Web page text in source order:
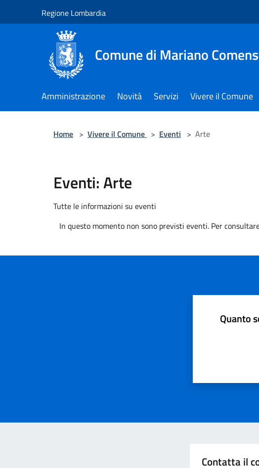
Regione Lombardia
Comune di Mariano
Amministrazione Novità Servizi Vivere il Comune
Home > Vivere il Comune > Eventi > Arte
Eventi: Arte
Tutte le informazioni su eventi
In questo momento non sono previsti eventi. Per
Quanto
Contatta il